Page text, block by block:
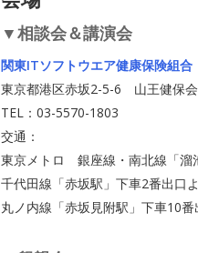
▼相談会＆講演会
関東ITソフトウエア健康保険組
東京都港区赤坂2-5-6 山王健保
TEL：03-5570-1803
交通：
東京メトロ 銀座線・南北線「溜
千代田線「赤坂駅」下車2番出口
丸ノ内線「赤坂見附駅」下車10